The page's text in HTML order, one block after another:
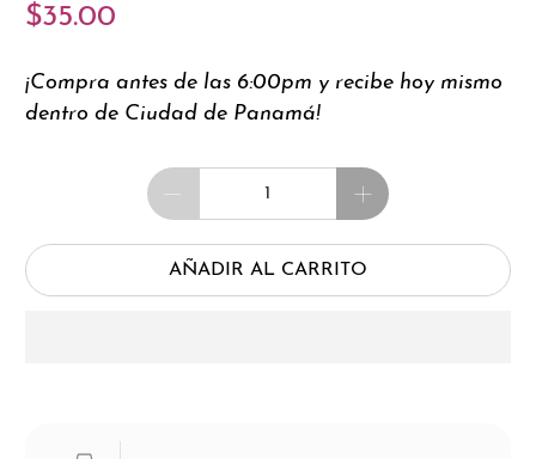
$35.00
¡Compra antes de las 6:00pm y recibe hoy mismo
dentro de Ciudad de Panamá!
Cantidad
AÑADIR AL CARRITO